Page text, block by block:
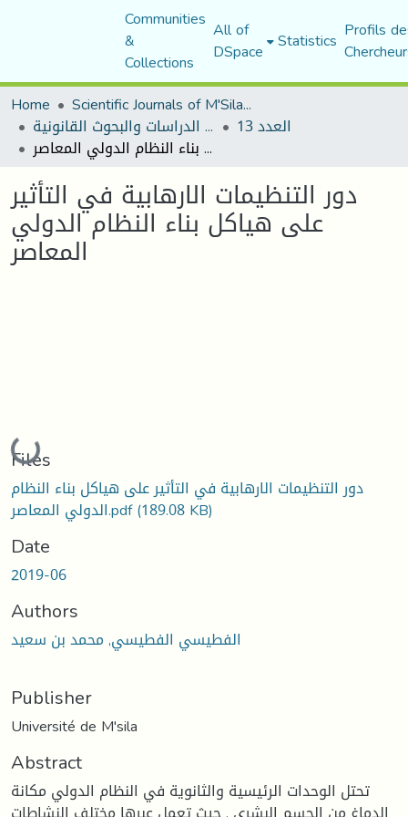
Communities
&
Collections
All of
DSpace Statistics Profils
Home
Scientific Journals of M'Sila University
مجلة الدراسات والبحوث القانونية العدد 13
دور التنظيمات الارهابية في التأثير على هياكل بناء النظام الدولي المعاصر
دور التنظيمات الارهابية في التأثير
على هياكل بناء النظام الدولي
المعاصر
Loading...
Files
دور التنظيمات الارهابية في التأثير على هياكل بناء النظام
الدولي المعاصر.pdf(189.08 KB)
Date
2019-06
Authors
الفطيسي الفطيسي, محمد بن سعيد
Publisher
Université de M'sila
Abstract
تحتل الوحدات الرئيسية والثانوية في النظام الدولي مكانة